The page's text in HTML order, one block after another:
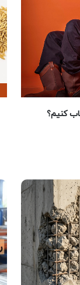
کنیم؟